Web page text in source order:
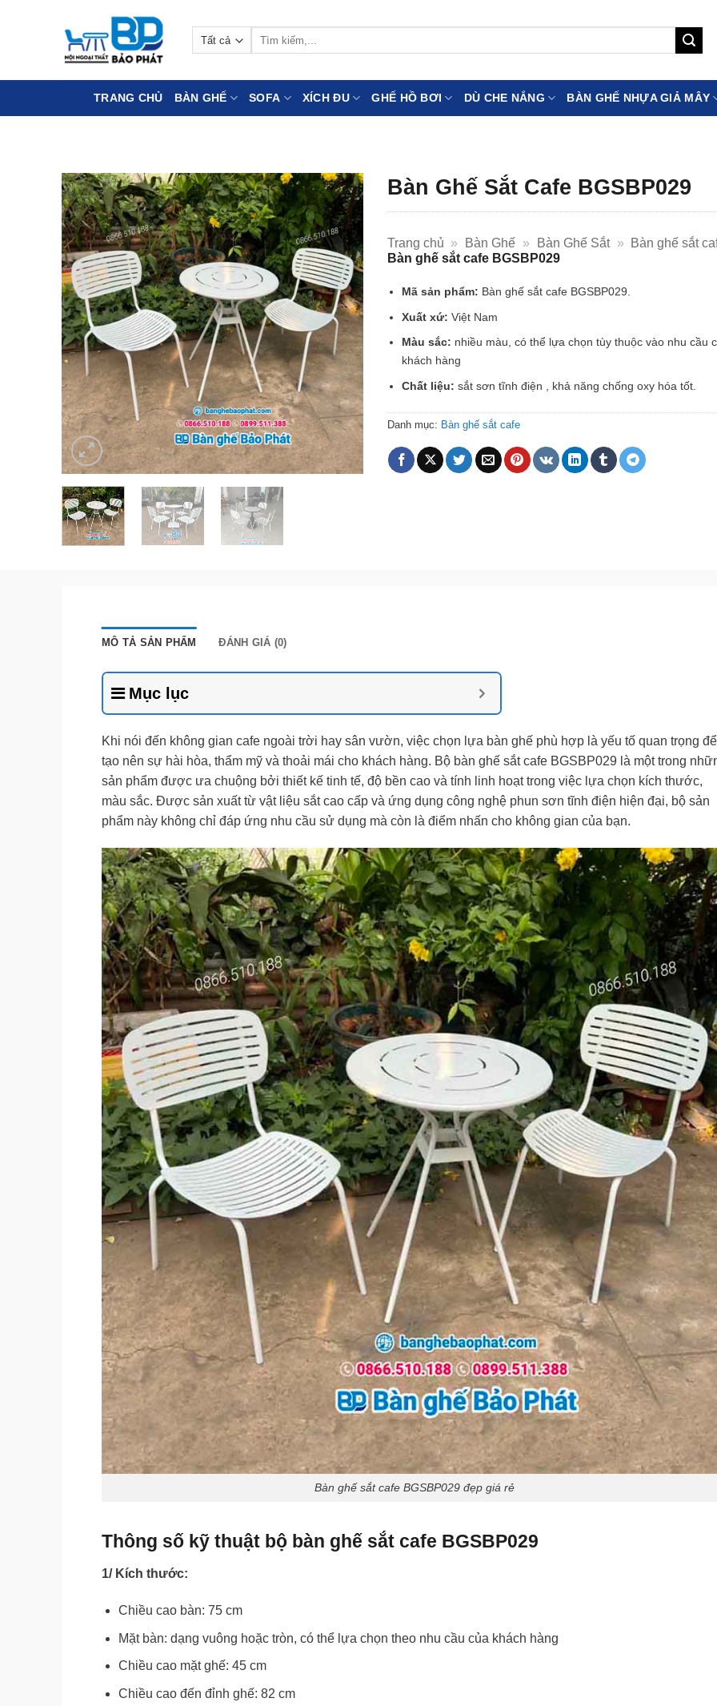
TRANG CHỦ BÀN GHẾ SOFA XÍCH ĐU GHẾ HỒ BƠI DÙ CHE NẮNG BÀN GHẾ NHỰA GIẢ MÂY
Bàn Ghế Sắt Cafe BGSBP029
Trang chủ » Bàn Ghế » Bàn Ghế Sắt »
Bàn ghế sắt
Bàn ghế sắt cafe BGSBP029
Mã sản phẩm: Bàn ghế sắt cafe BGSBP029.
Xuất xứ: Việt Nam
Màu sắc: nhiều màu, có thể lựa chọn tùy thuộc vào nhu cầu
khách hàng
Chất liệu:sắt sơn tĩnh điện , khả năng chống oxy hóa tốt.
Danh mục: Bàn ghế sắt cafe
MÔ TẢ SẢN PHẨM ĐÁNH GIÁ (0)
Mục lục
Khi nói đến không gian cafe ngoài trời hay sân vườn, việc chọn lựa bàn ghế phù hợp là yếu tố quan trọng để
tạo nên sự hài hòa, thẩm mỹ và thoải mái cho khách hàng. Bộ bàn ghế sắt cafe BGSBP029 là một trong
sản phẩm được ưa chuộng bởi thiết kế tinh tế, độ bền cao và tính linh hoạt trong việc lựa chọn kích thước,
màu sắc. Được sản xuất từ vật liệu sắt cao cấp và ứng dụng công nghệ phun sơn tĩnh điện hiện đại, bộ sản
phẩm này không chỉ đáp ứng nhu cầu sử dụng mà còn là điểm nhấn cho không gian của bạn.
Bàn ghế sắt cafe BGSBP029 đẹp giá rẻ
Thông số kỹ thuật bộ bàn ghế sắt cafe BGSBP029
1/ Kích thước:
Chiều cao bàn: 75 cm
Mặt bàn: dạng vuông hoặc tròn, có thể lựa chọn theo nhu cầu của khách hàng
Chiều cao mặt ghế: 45 cm
Chiều cao đến đỉnh ghế: 82 cm